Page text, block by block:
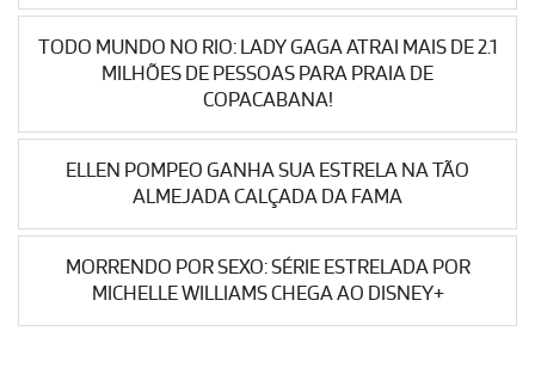
TODO MUNDO NO RIO: LADY GAGA ATRAI MAIS DE 2.1
MILHÕES DE PESSOAS PARA PRAIA DE
COPACABANA!
ELLEN POMPEO GANHA SUA ESTRELA NA TÃO
ALMEJADA CALÇADA DA FAMA
MORRENDO POR SEXO: SÉRIE ESTRELADA POR
MICHELLE WILLIAMS CHEGA AO DISNEY+